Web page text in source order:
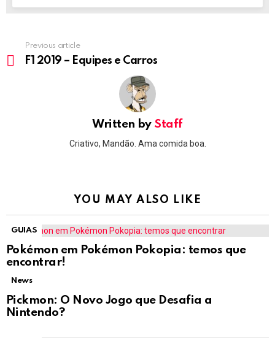
more
Previous article
F1 2019 – Equipes e Carros
Written by Staff
Criativo, Mandão. Ama comida boa.
YOU MAY ALSO LIKE
GUIAS
Pokémon em Pokémon Pokopia: temos que
encontrar!
News
Pickmon: O Novo Jogo que Desafia a
Nintendo?